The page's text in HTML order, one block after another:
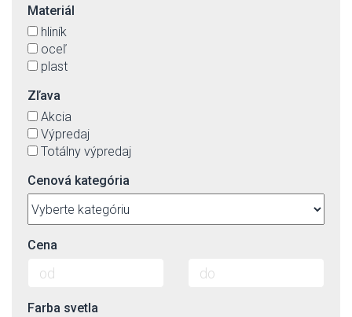
Materiál
hliník
oceľ
plast
Zľava
Akcia
Výpredaj
Totálny výpredaj
Cenová kategória
Cena
Farba svetla